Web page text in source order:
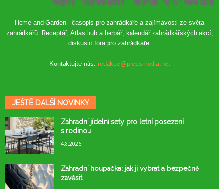
Home and Garden - časopis pro zahrádkáře a zajímavosti ze světa
zahrádkářů. Receptář, Atlas hub a herbář, kalendář zahrádkářských akcí,
diskusní fóra pro zahrádkáře.
Kontaktujte nás: redakce@pressmedia.net
JEŠTĚ DALŠÍ NOVINKY
Zahradní jídelní sety pro letní posezení
s rodinou
4.8.2026
Zahradní houpačka: jak ji vybrat a bezpečně
zavěsit